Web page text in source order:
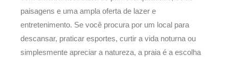
paisagens e uma ampla oferta de lazer e
entretenimento. Se você procura por um local para
descansar, praticar esportes, curtir a vida noturna ou
simplesmente apreciar a natureza, a praia é a escolha